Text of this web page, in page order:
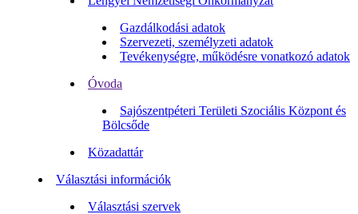
Gazdálkodási adatok
Szervezeti, személyzeti adatok
Tevékenységre, működésre vonatkozó adatok
Óvoda
Sajószentpéteri Területi Szociális Központ és
Bölcsőde
Közadattár
Választási információk
Választási szervek